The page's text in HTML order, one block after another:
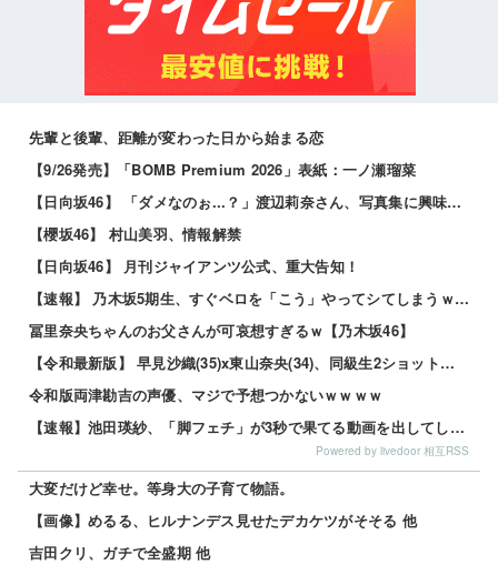
先輩と後輩、距離が変わった日から始まる恋
【9/26発売】「BOMB Premium 2026」表紙：一ノ瀬瑠菜
【日向坂46】 「ダメなのぉ...？」渡辺莉奈さん、写真集に興味津々
【櫻坂46】 村山美羽、情報解禁
【日向坂46】 月刊ジャイアンツ公式、重大告知！
【速報】 乃木坂5期生、すぐベロを「こう」やってシてしまうｗｗｗｗｗｗ
冨里奈央ちゃんのお父さんが可哀想すぎるｗ【乃木坂46】
【令和最新版】 早見沙織(35)x東山奈央(34)、同級生2ショット写真がこちらｗｗｗｗ
令和版両津勘吉の声優、マジで予想つかないｗｗｗｗ
【速報】池田瑛紗、「脚フェチ」が3秒で果てる動画を出してしまう・・・
Powered by livedoor 相互RSS
大変だけど幸せ。等身大の子育て物語。
【画像】めるる、ヒルナンデス見せたデカケツがそそる 他
吉田クリ、ガチで全盛期 他